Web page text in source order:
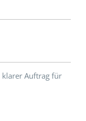
klarer Auftrag für